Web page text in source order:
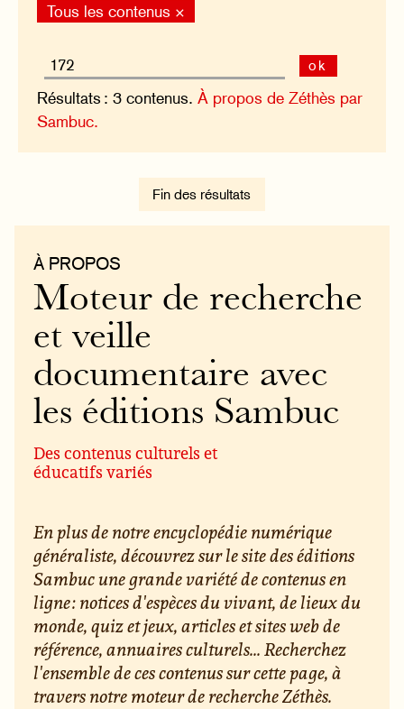
Tous les contenus ×
ok
Résultats : 3 contenus.À propos de Zéthès par
Sambuc.
Fin des résultats
À PROPOS
Moteur de recherche
et veille
documentaire avec
les éditions Sambuc
Des contenus culturels et
éducatifs variés
En plus de notre encyclopédie numérique
généraliste, découvrez sur le site des éditions
Sambuc une grande variété de contenus en
ligne : notices d'espèces du vivant, de lieux du
monde, quiz et jeux, articles et sites web de
référence, annuaires culturels... Recherchez
l'ensemble de ces contenus sur cette page, à
travers notre moteur de recherche Zéthès.